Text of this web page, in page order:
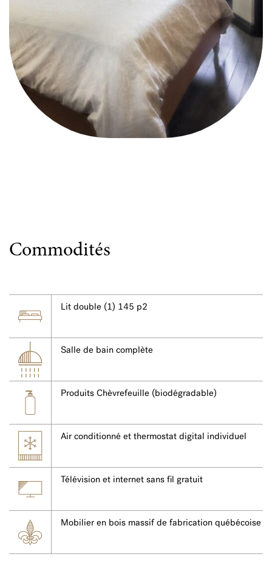
Commodités
Lit double (1) 145 p2
Salle de bain complète
Produits Chèvrefeuille (biodégradable)
Air conditionné et thermostat digital individuel
Télévision et internet sans fil gratuit
Mobilier en bois massif de fabrication québécoise